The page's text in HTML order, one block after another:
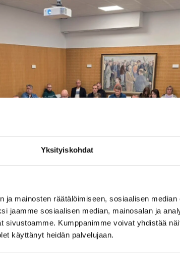
Yksityiskohdat
ja mainosten räätälöimiseen, sosiaalisen
jaamme sosiaalisen median, mainosalan ja
sivustoamme. Kumppanimme voivat yhdistää
käyttänyt heidän palvelujaan.